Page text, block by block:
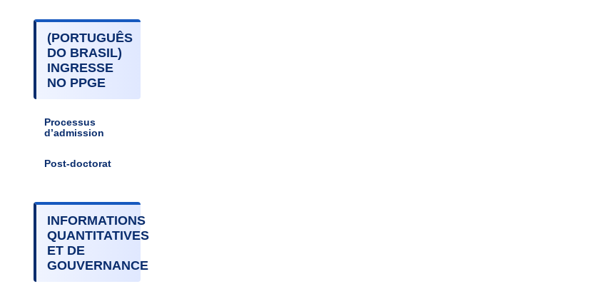
(PORTUGUÊS
DO BRASIL)
INGRESSE
NO PPGE
Processus
d’admission
Post-doctorat
INFORMATIONS
QUANTITATIVES
ET DE
GOUVERNANCE